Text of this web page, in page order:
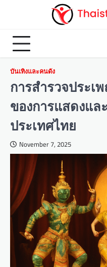
บันเทิงและคนดัง
การสำรวจประ
ของการแสดงแล
ประเทศไทย
November 7, 2025